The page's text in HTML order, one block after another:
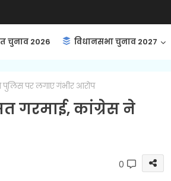
चुनाव 2026 विधानसभा चुनाव 2027
पर लगाए गंभीर आरोप
गरमाई, कांग्रेस ने
0